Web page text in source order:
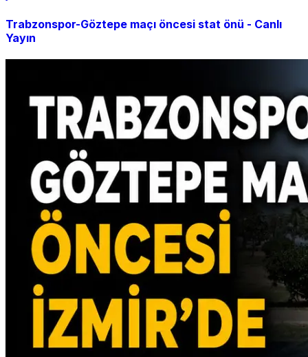
Trabzonspor-Göztepe maçı öncesi stat önü - Canlı
Yayın